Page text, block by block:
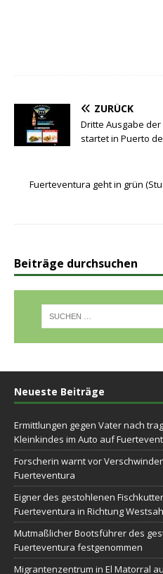
ZURÜCK
Dritte Ausgabe
startet in Puerto
Fuerteventura geht in grün
Beiträge durchsuchen
Neueste Beiträge
Ermittlungen gegen Vater nach
Kleinkindes im Auto auf
Forscherin warnt vor
Fuerteventura
Eigner des gestohlenen
Fuerteventura in Richtung
Mutmaßlicher Bootsführer des
Fuerteventura festgenommen
Migrantenzentrum in El Matorral